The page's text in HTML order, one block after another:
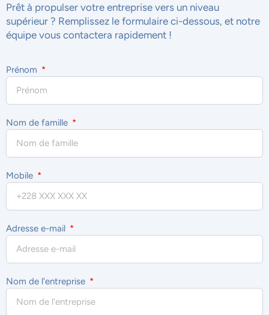
Prêt à propulser votre entreprise vers un niveau
supérieur ? Remplissez le formulaire ci-dessous, et notre
équipe vous contactera rapidement !
Prénom
Nom de famille
Mobile
Adresse e-mail
Nom de l'entreprise